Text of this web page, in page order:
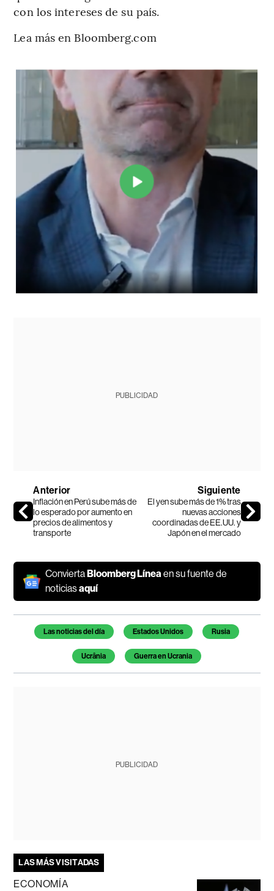
con los intereses de su país.
Lea más en Bloomberg.com
PUBLICIDAD
Anterior
Inflación en Perú sube más de
lo esperado por aumento en
precios de alimentos y
transporte
Siguiente
El yen sube más de 1% tras
nuevas acciones
coordinadas de EE.UU. y
Japón en el mercado
Convierta Bloomberg Líneaen su fuente de
noticiasaquí
Temas de este artículo
Las noticias del día Estados Unidos Rusia
Ucrânia Guerra en Ucrania
PUBLICIDAD
LAS MÁS VISITADAS
ECONOMÍA